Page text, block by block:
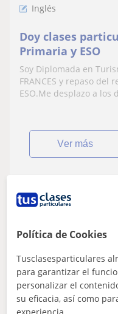
Inglés
Doy clases
Primaria y ESO
Soy Diplomada en
FRANCES y repaso del
ESO.Me desplazo a los
ver más
Girona
Inglés
Política de Cookies
Tusclasesparticulares
para garantizar el
personalizar el
su eficacia, así como
experiencia.